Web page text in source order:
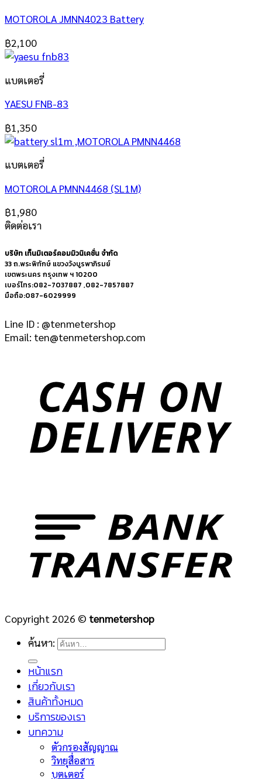
MOTOROLA JMNN4023 Battery
฿2,100
แบตเตอรี่
YAESU FNB-83
฿1,350
แบตเตอรี่
MOTOROLA PMNN4468 (SL1M)
฿1,980
ติดต่อเรา
บริษัท เท็นมิเตอร์คอมมิวนิเคชั่น จำกัด
33 ถ.พระพิทักษ์ แขวงวังบูรพาภิรมย์
เขตพระนคร กรุงเทพ ฯ 10200
เบอร์โทร:082-7037887 ,082-7857887
มือถือ:087-6029999
Line ID : @tenmetershop
Email: ten@tenmetershop.com
Copyright 2026 © tenmetershop
ค้นหา:
หน้าแรก
เกี่ยวกับเรา
สินค้าทั้งหมด
บริการของเรา
บทความ
ตัวกรองสัญญาณ
วิทยุสื่อสาร
บูตเตอร์